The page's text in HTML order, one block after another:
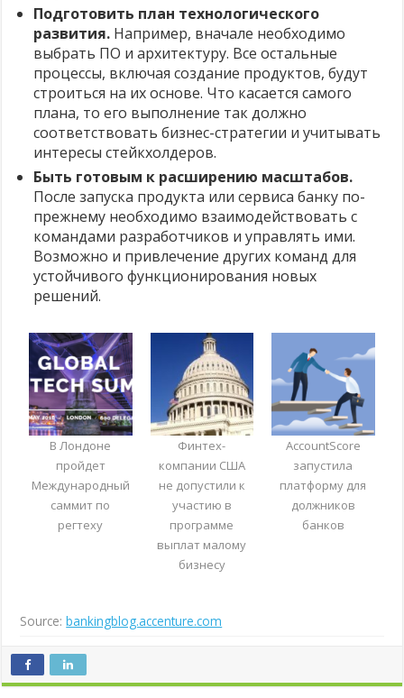
Подготовить план технологического
развития. Например, вначале необходимо
выбрать ПО и архитектуру. Все остальные
процессы, включая создание продуктов, будут
строиться на их основе. Что касается самого
плана, то его выполнение так должно
соответствовать бизнес-стратегии и учитывать
интересы стейкхолдеров.
Быть готовым к расширению масштабов.
После запуска продукта или сервиса банку по-
прежнему необходимо взаимодействовать с
командами разработчиков и управлять ими.
Возможно и привлечение других команд для
устойчивого функционирования новых
решений.
В Лондоне
пройдет
Международный
саммит по
регтеху
Финтех-
компании США
не допустили к
участию в
программе
выплат малому
бизнесу
AccountScore
запустила
платформу для
должников
банков
Source:bankingblog.accenture.com